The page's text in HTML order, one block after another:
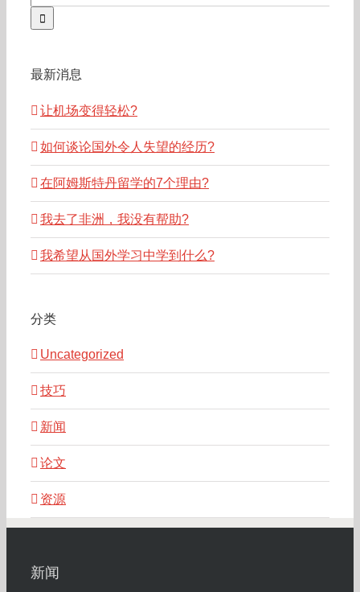
for:
最新消息
让机场变得轻松?
如何谈论国外令人失望的经历?
在阿姆斯特丹留学的7个理由?
我去了非洲，我没有帮助?
我希望从国外学习中学到什么?
分类
Uncategorized
技巧
新闻
论文
资源
新闻